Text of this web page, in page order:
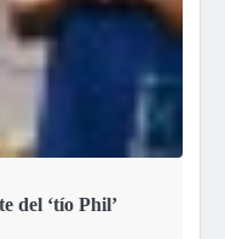
del ‘tío Phil’